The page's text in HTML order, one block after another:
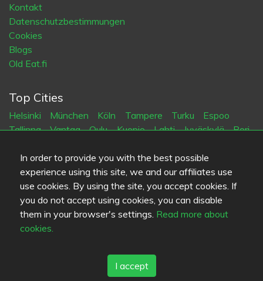
In order to provide you with the best possible
experience using this site, we and our affiliates use
use cookies. By using the site, you accept cookies. If
you do not accept using cookies, you can disable
them in your browser's settings. Read more about
cookies.
I accept
Kontakt
Datenschutzbestimmungen
Cookies
Blogs
Old Eat.fi
Top Cities
Helsinki München Köln Tampere Turku
Espoo
Tallinna Vantaa Oulu Kuopio Lahti Jyväskylä Pori
Kotka Mikkeli
Sprache
FI SV EN